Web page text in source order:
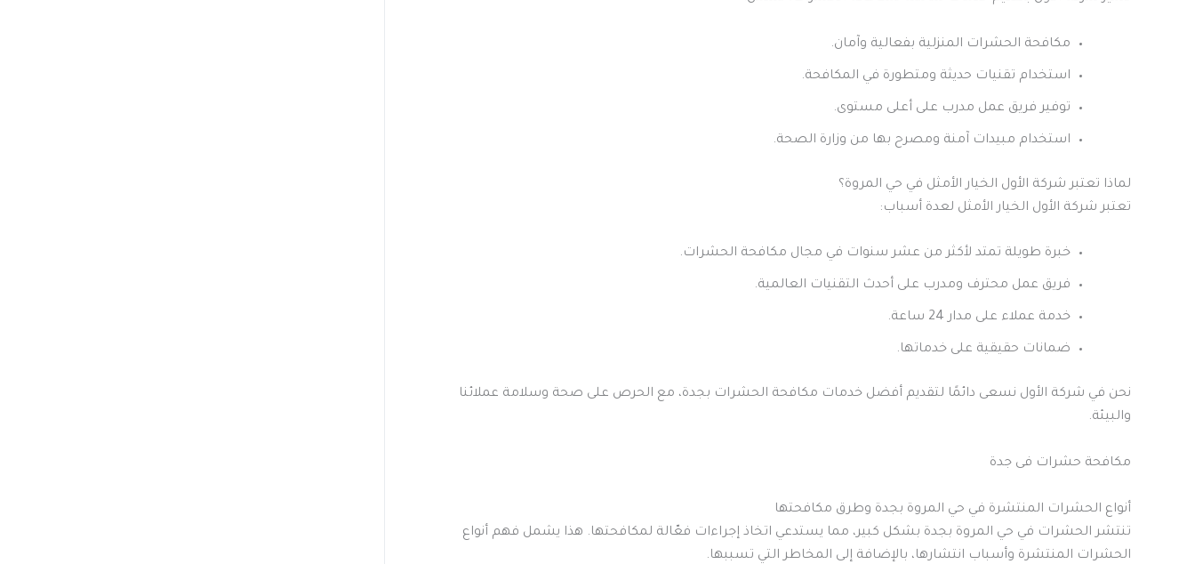
مكافحة الحشرات المنزلية بفعالية وآمان.
استخدام تقنيات حديثة ومتطورة في المكافحة.
توفير فريق عمل مدرب على أعلى مستوى.
استخدام مبيدات آمنة ومصرح بها من وزارة الصحة.
لماذا تعتبر شركة الأول الخيار الأمثل في حي المروة؟
تعتبر شركة الأول الخيار الأمثل لعدة أسباب:
خبرة طويلة تمتد لأكثر من عشر سنوات في مجال مكافحة الحشرات.
فريق عمل محترف ومدرب على أحدث التقنيات العالمية.
خدمة عملاء على مدار 24 ساعة.
ضمانات حقيقية على خدماتها.
نحن في شركة الأول نسعى دائمًا لتقديم أفضل خدمات مكافحة الحشرات بجدة، مع الحرص على صحة وسلامة عملائنا
والبيئة.
مكافحة حشرات فى جدة
أنواع الحشرات المنتشرة في حي المروة بجدة وطرق مكافحتها
تنتشر الحشرات في حي المروة بجدة بشكل كبير، مما يستدعي اتخاذ إجراءات فعّالة لمكافحتها. هذا يشمل فهم أنواع
الحشرات المنتشرة وأسباب انتشارها، بالإضافة إلى المخاطر التي تسببها.